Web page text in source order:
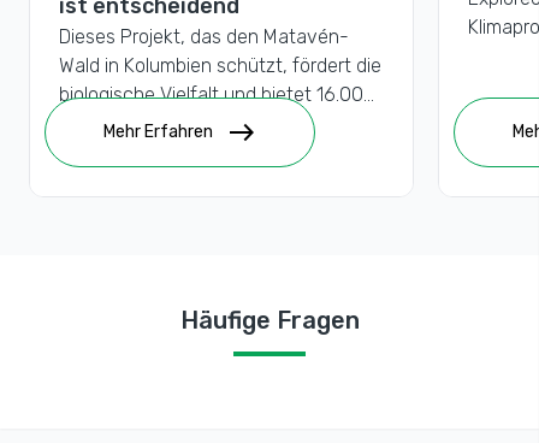
ist entscheidend
Dieses Projekt, das den Matavén-
Wald in Kolumbien schützt, fördert die
biologische Vielfalt und bietet 16.000
Indigenen eine nachhaltige
Mehr Erfahren east
Häufige Fragen